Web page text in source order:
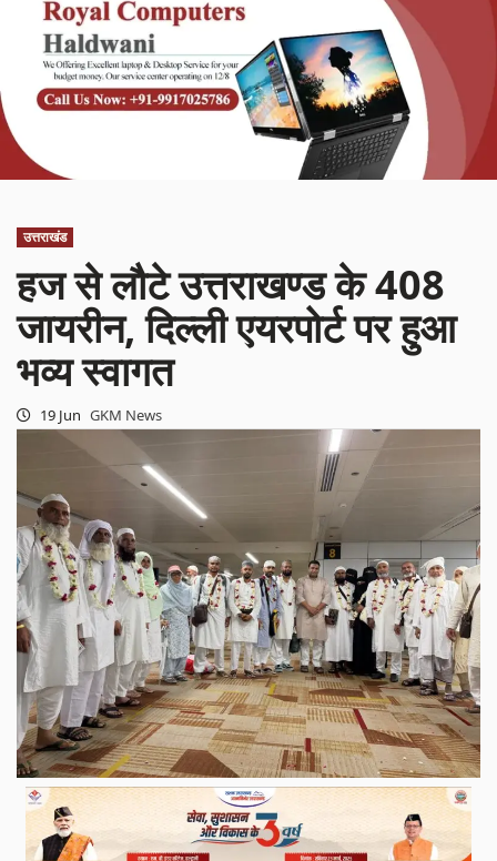
उत्तराखंड
हज से लौटे उत्तराखण्ड के 408
जायरीन, दिल्ली एयरपोर्ट पर हुआ
भव्य स्वागत
19 Jun GKM News